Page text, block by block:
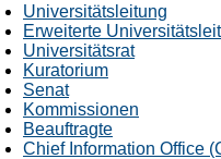
Universitätsleitung
Erweiterte
Universitätsrat
Kuratorium
Senat
Kommissionen
Beauftragte
Chief Information Office